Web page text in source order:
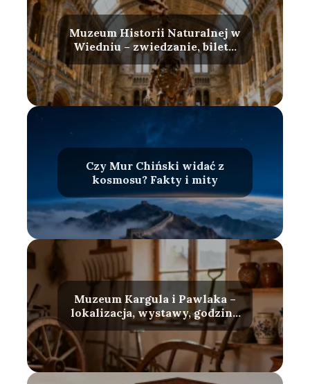
Muzeum Historii Naturalnej w
Wiedniu – zwiedzanie, bilety,
atrakcje
Czy Mur Chiński widać z
kosmosu? Fakty i mity
Muzeum Kargula i Pawlaka –
lokalizacja, wystawy, godziny
otwarcia